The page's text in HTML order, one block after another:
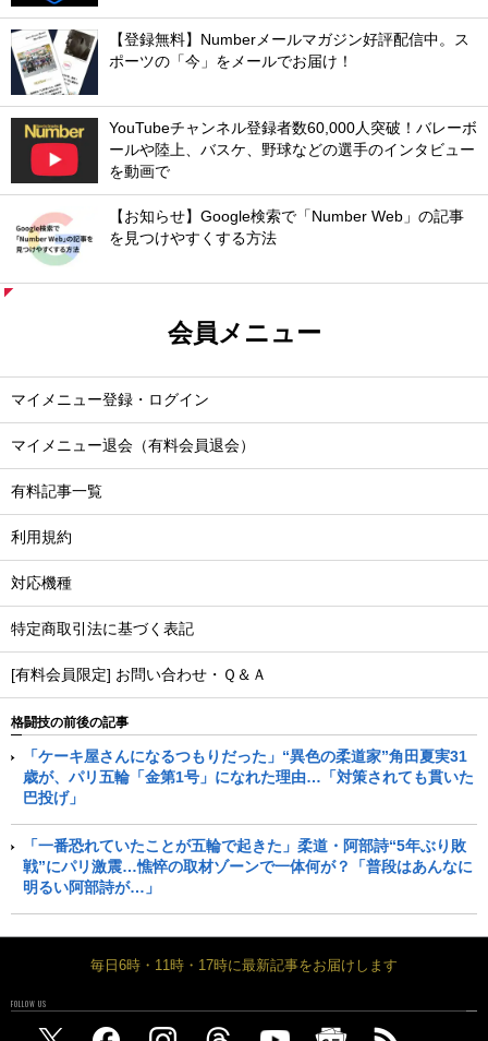
【登録無料】Numberメールマガジン好評配信中。ス
ポーツの「今」をメールでお届け！
YouTubeチャンネル登録者数60,000人突破！バレーボ
ールや陸上、バスケ、野球などの選手のインタビュー
を動画で
【お知らせ】Google検索で「Number Web」の記事
を見つけやすくする方法
会員メニュー
マイメニュー登録・ログイン
マイメニュー退会（有料会員退会）
有料記事一覧
利用規約
対応機種
特定商取引法に基づく表記
[有料会員限定] お問い合わせ・Ｑ＆Ａ
格闘技の前後の記事
「ケーキ屋さんになるつもりだった」“異色の柔道家”角田夏実31
歳が、パリ五輪「金第1号」になれた理由…「対策されても貫いた
巴投げ」
「一番恐れていたことが五輪で起きた」柔道・阿部詩“5年ぶり敗
戦”にパリ激震…憔悴の取材ゾーンで一体何が？「普段はあんなに
明るい阿部詩が…」
毎日6時・11時・17時に最新記事をお届けします
FOLLOW US